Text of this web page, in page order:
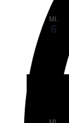
MI.
6